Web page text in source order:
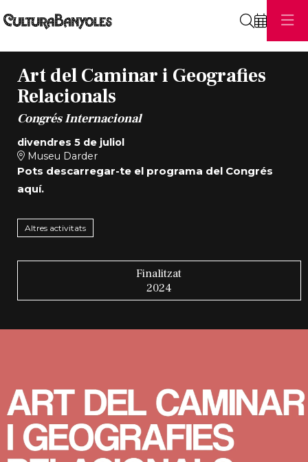
Art del Caminar i Geografies
Relacionals
Congrés Internacional
divendres 5 de juliol
Museu Darder
Pots descarregar-te el programa del Congrés
aquí.
Altres activitats
Finalitzat
2024